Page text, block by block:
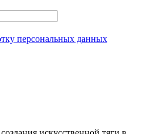
персональных данных